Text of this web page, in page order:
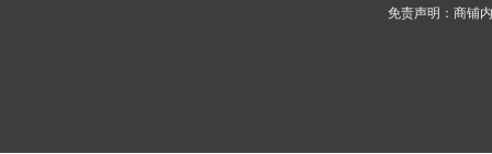
免责声明：商铺